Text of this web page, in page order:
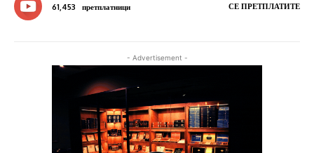
61,453 претплатници СЕ ПРЕТПЛАТИТЕ
- Advertisement -